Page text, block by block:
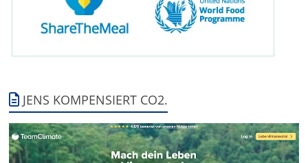
JENS KOMPENSIERT CO2.